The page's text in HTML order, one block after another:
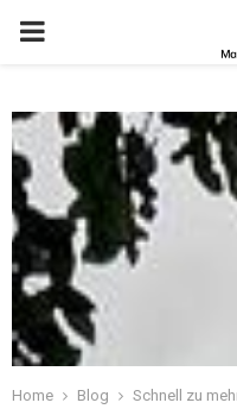
Home Blog Schnell zu